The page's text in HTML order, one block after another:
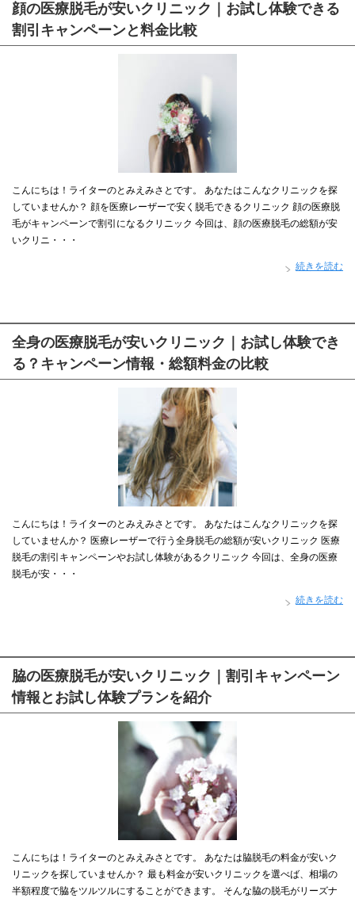
顔の医療脱毛が安いクリニック｜お試し体験できる
割引キャンペーンと料金比較
こんにちは！ライターのとみえみさとです。 あなたはこんなクリニックを探
していませんか？ 顔を医療レーザーで安く脱毛できるクリニック 顔の医療脱
毛がキャンペーンで割引になるクリニック 今回は、顔の医療脱毛の総額が安
いクリニ・・・
続きを読む
全身の医療脱毛が安いクリニック｜お試し体験でき
る？キャンペーン情報・総額料金の比較
こんにちは！ライターのとみえみさとです。 あなたはこんなクリニックを探
していませんか？ 医療レーザーで行う全身脱毛の総額が安いクリニック 医療
脱毛の割引キャンペーンやお試し体験があるクリニック 今回は、全身の医療
脱毛が安・・・
続きを読む
脇の医療脱毛が安いクリニック｜割引キャンペーン
情報とお試し体験プランを紹介
こんにちは！ライターのとみえみさとです。 あなたは脇脱毛の料金が安いク
リニックを探していませんか？ 最も料金が安いクリニックを選べば、相場の
半額程度で脇をツルツルにすることができます。 そんな脇の脱毛がリーズナ